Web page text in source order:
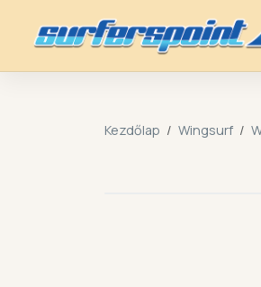
Kezdőlap Wingsurf